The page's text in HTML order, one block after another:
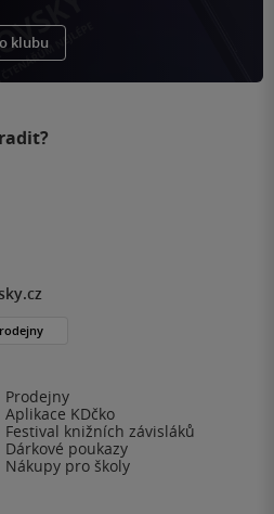
klubu
Prodejny
Aplikace KDčko
Festival knižních závisláků
Dárkové poukazy
Nákupy pro školy